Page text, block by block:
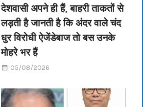
देशवासी अपने ही हैं, बाहरी ताकतों से
लड़ती है जानती है कि अंदर वाले चंद
धुर विरोधी ऐजेंडेबाज तो बस उनके
मोहरे भर हैं
05/08/2026